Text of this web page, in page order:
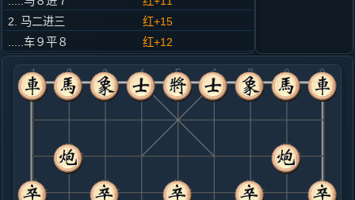
2. 马二进三
红+15
.....车９平８
红+12
3. 兵七进一
红+6
.....砲８平９
红+12
4. 马八进七
红+8
.....砲２平５
红+23
5. 马七进六
红+10
.....马２进３
6. 炮八平七
红+3
马六进四